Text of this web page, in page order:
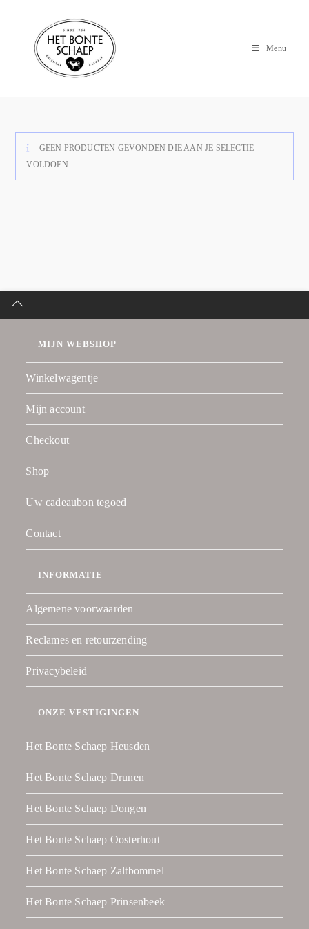
Menu
GEEN PRODUCTEN GEVONDEN DIE AAN JE SELECTIE
VOLDOEN.
MIJN WEBSHOP
Winkelwagentje
Mijn account
Checkout
Shop
Uw cadeaubon tegoed
Contact
INFORMATIE
Algemene voorwaarden
Reclames en retourzending
Privacybeleid
ONZE VESTIGINGEN
Het Bonte Schaep Heusden
Het Bonte Schaep Drunen
Het Bonte Schaep Dongen
Het Bonte Schaep Oosterhout
Het Bonte Schaep Zaltbommel
Het Bonte Schaep Prinsenbeek